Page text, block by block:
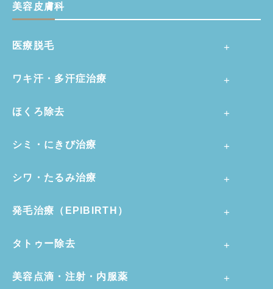
美容皮膚科
医療脱毛
ワキ汗・多汗症治療
ほくろ除去
シミ・にきび治療
シワ・たるみ治療
発毛治療（EPIBIRTH）
タトゥー除去
美容点滴・注射・内服薬